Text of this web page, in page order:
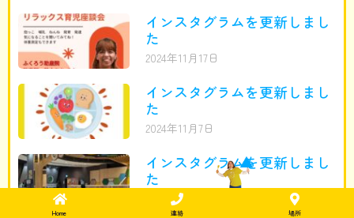
インスタグラムを更新しまし
た
2024年11月17日
インスタグラムを更新しまし
た
2024年11月7日
インスタグラムを更新しまし
た
2024年11月5日
Home 連絡 場所